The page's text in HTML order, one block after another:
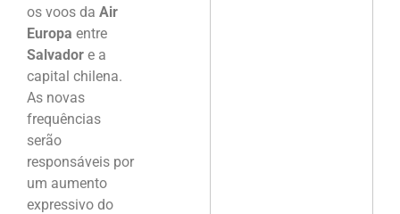
os voos da Air
Europa entre
Salvador e a
capital chilena.
As novas
frequências
serão
responsáveis por
um aumento
expressivo do